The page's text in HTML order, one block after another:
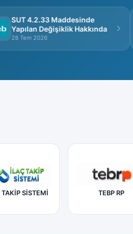
SUT 4.2.33 Maddesinde
Yapılan Değişiklik Hakkında
28 Tem 2026
TAKİP SİSTEMİ TEBP RP